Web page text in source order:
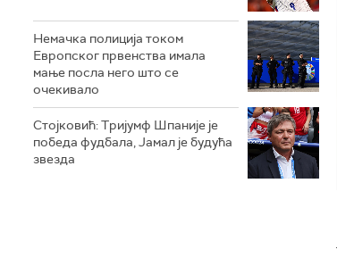
Немачка полиција током
Европског првенства имала
мање посла него што се
очекивало
Стојковић: Тријумф Шпаније је
победа фудбала, Јамал је будућа
звезда